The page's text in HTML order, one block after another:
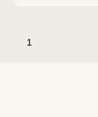
（夜勤対応が
1